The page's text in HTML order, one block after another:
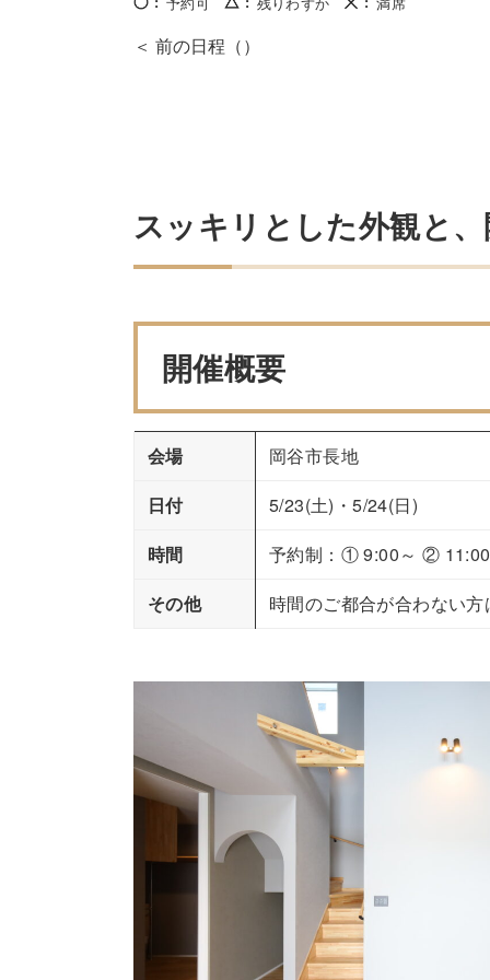
スッキリとした外観と
開催概要
会場
岡谷市長地
日付
5/23(土)・5/24(日)
時間
予約制：① 9:00～ ②
その他
時間のご都合が合わない